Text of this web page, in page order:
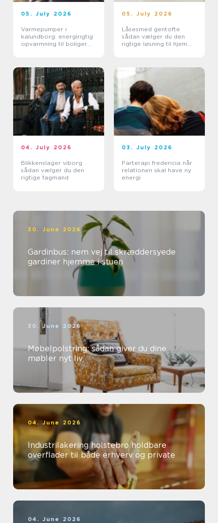
05. July 2026
Varmepumper i
kalundborg: energirigtig
opvarmning til boliger
05. July 2026
Låsesmed gentofte
sådan vælger du den
rigtige løsning til hjem
04. July 2026
Blikkenslager viborg
sådan vælger du den
rigtige fagmand
03. July 2026
Parterapi fredericia når
relationen skal have ny
energi
30. June 2026
Gardinbus: nem vej til skræddersyede
gardiner hjemme i stuen
30. June 2026
Møbelpolstring: sådan giver du dine
møbler nyt liv
04. June 2026
Industrilakering holstebro holdbare
overflader til både erhverv og private
04. June 2026